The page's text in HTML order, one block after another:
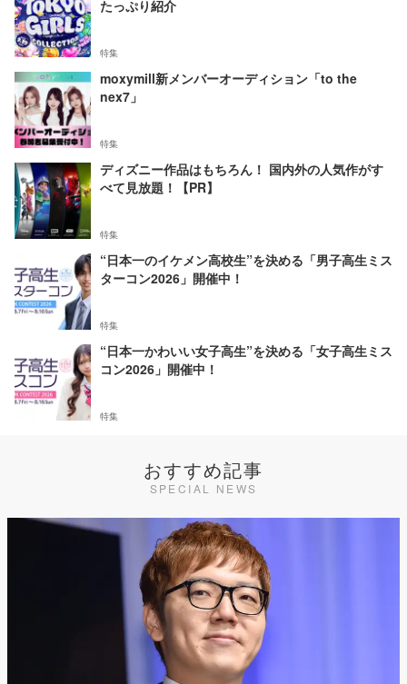
たっぷり紹介
特集
moxymill新メンバーオーディション「to the
nex7」
特集
ディズニー作品はもちろん！ 国内外の人気作がす
べて見放題！【PR】
特集
“日本一のイケメン高校生”を決める「男子高生ミス
ターコン2026」開催中！
特集
“日本一かわいい女子高生”を決める「女子高生ミス
コン2026」開催中！
特集
おすすめ記事
SPECIAL NEWS